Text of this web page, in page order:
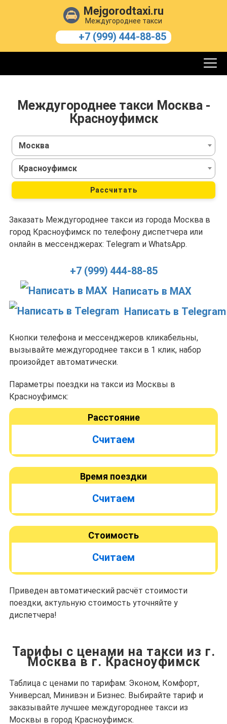
Mejgorodtaxi.ru
Междугороднее такси
+7 (999) 444-88-85
Междугороднее такси Москва -
Красноуфимск
Москва
Красноуфимск
Рассчитать
Заказать Междугороднее такси из города Москва в
город Красноуфимск по телефону диспетчера или
онлайн в мессенджерах: Telegram и WhatsApp.
+7 (999) 444-88-85
Написать в MAX
Написать в Telegram
Кнопки телефона и мессенджеров кликабельны,
вызывайте междугороднее такси в 1 клик, набор
произойдет автоматически.
Параметры поездки на такси из Москвы в
Красноуфимск:
Расстояние
Считаем
Время поездки
Считаем
Стоимость
Считаем
Приведен автоматический расчёт стоимости
поездки, актульную стоимость уточняйте у
диспетчера!
Тарифы с ценами на такси из г.
Москва в г. Красноуфимск
Таблица с ценами по тарифам: Эконом, Комфорт,
Универсал, Минивэн и Бизнес. Выбирайте тариф и
заказывайте лучшее междугороднее такси из
Москвы в город Красноуфимск.